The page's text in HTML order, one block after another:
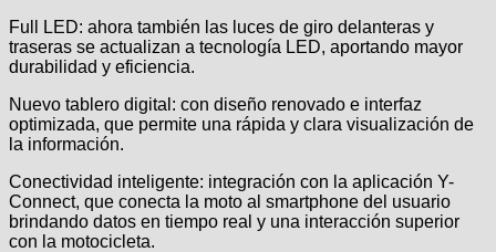
Full LED: ahora también las luces de giro delanteras y
traseras se actualizan a tecnología LED, aportando mayor
durabilidad y eficiencia.
Nuevo tablero digital: con diseño renovado e interfaz
optimizada, que permite una rápida y clara visualización de
la información.
Conectividad inteligente: integración con la aplicación Y-
Connect, que conecta la moto al smartphone del usuario
brindando datos en tiempo real y una interacción superior
con la motocicleta.